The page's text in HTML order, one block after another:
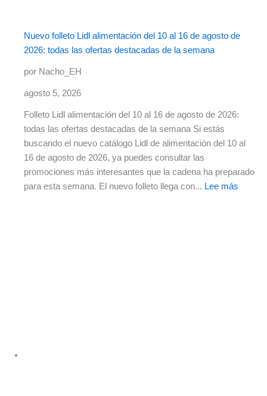
Nuevo folleto Lidl alimentación del 10 al 16 de agosto de
2026: todas las ofertas destacadas de la semana
por Nacho_EH
agosto 5, 2026
Folleto Lidl alimentación del 10 al 16 de agosto de 2026:
todas las ofertas destacadas de la semana Si estás
buscando el nuevo catálogo Lidl de alimentación del 10 al
16 de agosto de 2026, ya puedes consultar las
promociones más interesantes que la cadena ha preparado
para esta semana. El nuevo folleto llega con... Lee más